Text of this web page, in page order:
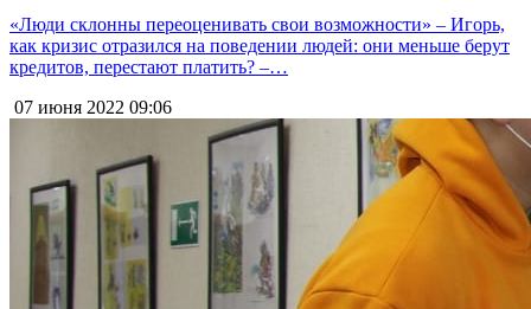
«Люди склонны переоценивать свои возможности» – Игорь,
как кризис отразился на поведении людей: они меньше берут
кредитов, перестают платить? –…
07 июня 2022 09:06